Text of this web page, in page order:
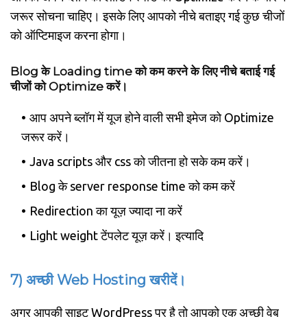
जरूर सोचना चाहिए। इसके लिए आपको नीचे बताइए गई कुछ चीजों
को ऑप्टिमाइज करना होगा।
Blog के Loading time को कम करने के लिए नीचे बताई गई
चीजों को Optimize करें।
आप अपने ब्लॉग में यूज होने वाली सभी इमेज को Optimize
जरूर करें।
Java scripts और css को जीतना हो सके कम करें।
Blog के server response time को कम करें
Redirection का यूज़ ज्यादा ना करें
Light weight टेंपलेट यूज़ करें। इत्यादि
7) अच्छी Web Hosting खरीदें।
अगर आपकी साइट WordPress पर है तो आपको एक अच्छी वेब